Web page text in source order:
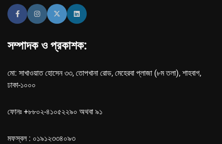
সম্পাদক ও প্রকাশক:
মো: সাখাওয়াত হোসেন ৩৩, তোপখানা রোড, মেহেরবা প্লাজা (৮ম তলা), শাহবাগ,
ঢাকা-১০০০
ফোনঃ +৮৮০২-৪১০৫২২৯০ অথবা ৯১
মফস্বল : ০১৯১২৩৩৪০৯৩